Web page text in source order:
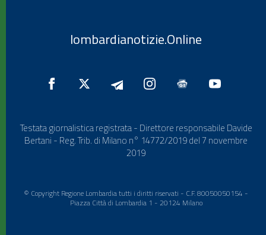
lombardianotizie.Online
Testata giornalistica registrata - Direttore responsabile Davide
Bertani - Reg. Trib. di Milano n° 14772/2019 del 7 novembre
2019
© Copyright Regione Lombardia tutti i diritti riservati - C.F. 80050050154 -
Piazza Città di Lombardia 1 - 20124 Milano